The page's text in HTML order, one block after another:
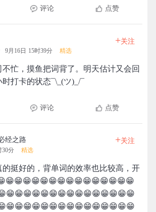
评论 点赞
9月16日 15时39分 精选
+关注
忙，摸鱼把词背了。明天估计又会回
打卡的状态¯\_(ツ)_/¯
评论 点赞
经之路
30分 精选
+关注
的挺好的，背单词的效率也比较高，开